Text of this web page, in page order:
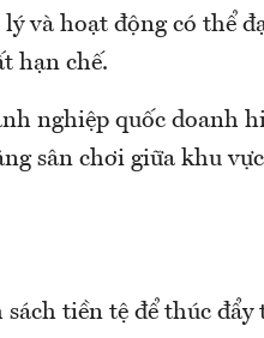
và hoạt động có thể
hạn chế.
nghiệp quốc doanh
sân chơi giữa khu
tiền tệ để thúc đẩy